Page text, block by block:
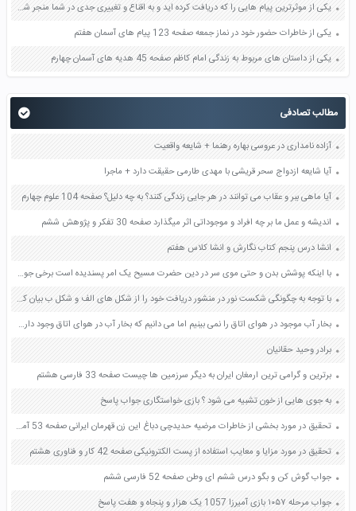
یکی از موثرترین پیام هایی را که دریافت کرده اید و به اقناع و تغییری جدی در شما منجر شده است برسی کنید و علت این تاثیر گذاری قابل توجه را بنویسید صفحه 52 تفکر و سواد رسانه ای دهم
یکی از خاطرات حضور خود در نماز جمعه صفحه 123 پیام های آسمان هفتم
یکی از داستان های مربوط به زندگی امام کاظم صفحه 45 هدیه های آسمان چهارم
مطالب تصادفی
آزاده نامداری در عروسی بهاره رهنما + شایعه واقعیت
آیا شایعه ازدواج سحر قریشی با مهدی طارمی حقیقت دارد + ماجرا
آیا ماهی ببر و عقاب می توانند در هر جایی زندگی کنند؟ به چه دلیل؟ صفحه 104 علوم چهارم
اندیشه و عمل ما بر چه افراد و موجوداتی اثر میگذارد صفحه 30 تفکر و پژوهش ششم
انشا درس پنجم کتاب نگارش و انشا کلاس هفتم
با اینکه پوشش بدن و حتی موی سر در دین حضرت مسیح یک امر پسندیده است برخی جوامع مسیحی نسبت به این موضوع ب یتوج هاند به نظر شما علت آن چیست؟ صفحه 151 دین و زندگی دهم
با توجه به چگونگی شکست نور در منشور دریافت خود را از شکل های الف و شکل ب بیان کنید صفحه 142 علوم هشتم
بخار آب موجود در هوای اتاق را نمی بینیم اما می دانیم که بخار آب در هوای اتاق وجود دارد آزمایشی پیشنهاد دهید صفحه 16 علوم هفتم
برادر وحید حقانیان
برترین و گرامی ترین ارمغان ایران به دیگر سرزمین ها چیست صفحه 33 فارسی هشتم
به جوی هایی از خون تشبیه می شود ؟ بازی خواستگاری جواب پاسخ
تحقیق در مورد بخشی از خاطرات مرضیه حدیدچی دباغ این زن قهرمان ایرانی صفحه 53 آمادگی دفاعی نهم
تحقیق در مورد مزایا و معایب استفاده از پست الکترونیکی صفحه 42 کار و فناوری هشتم
جواب گوش کن و بگو درس ششم ای وطن صفحه 52 فارسی ششم
جواب مرحله ۱۰۵۷ بازی آمیرزا 1057 یک هزار و پنجاه و هفت پاسخ